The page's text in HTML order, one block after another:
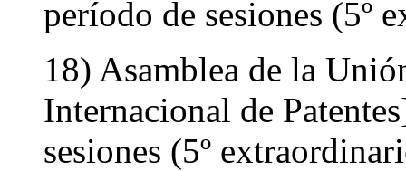
período de sesiones (5º
18) Asamblea de la
Internacional de
sesiones (5º